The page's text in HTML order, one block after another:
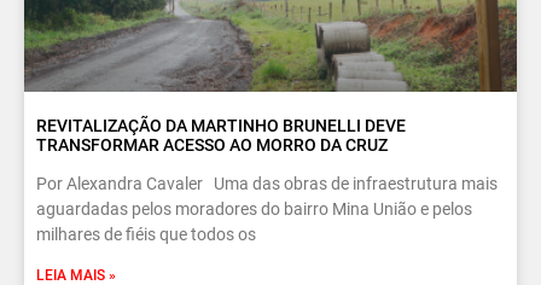
REVITALIZAÇÃO DA MARTINHO BRUNELLI DEVE
TRANSFORMAR ACESSO AO MORRO DA CRUZ
Por Alexandra Cavaler Uma das obras de infraestrutura mais
aguardadas pelos moradores do bairro Mina União e pelos
milhares de fiéis que todos os
LEIA MAIS »